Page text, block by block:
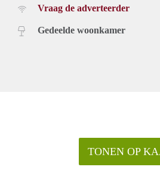
Vraag de adverteerder
Gedeelde woonkamer
TONEN OP